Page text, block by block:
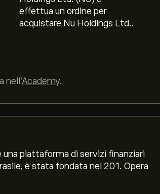
effettua un ordine per
acquistare Nu Holdings Ltd..
nell’Academy.
piattaforma di servizi finanziari
è stata fondata nel 201. Opera